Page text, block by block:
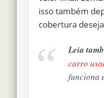
isso também
cobertura
Leia
carro
funciona